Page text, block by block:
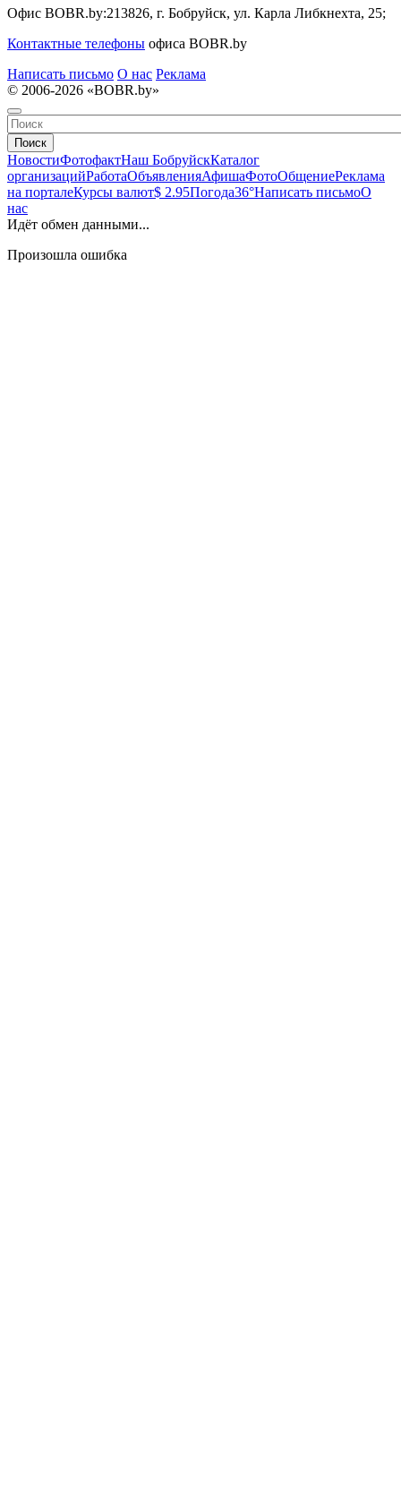
Офис BOBR.by:213826, г. Бобруйск, ул. Карла Либкнехта, 25;
Контактные телефоны офиса BOBR.by
Написать письмо О нас Реклама
© 2006-2026 «BOBR.by»
Поиск
НовостиФотофактНаш БобруйскКаталог
организацийРаботаОбъявленияАфишаФотоОбщениеРеклама
на порталеКурсы валют$ 2.95Погода36°Написать письмоО
нас
Идёт обмен данными...
Произошла ошибка